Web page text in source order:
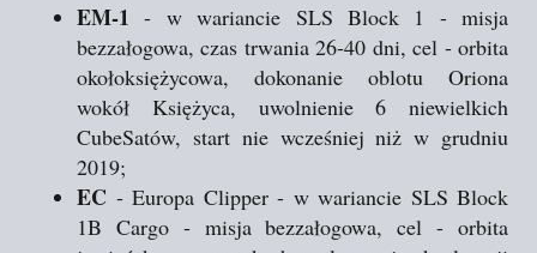
EM-1 - w wariancie SLS Block 1 - misja
bezzałogowa, czas trwania 26-40 dni, cel - orbita
okołoksiężycowa, dokonanie oblotu Oriona
wokół Księżyca, uwolnienie 6 niewielkich
CubeSatów, start nie wcześniej niż w grudniu
2019;
EC - Europa Clipper - w wariancie SLS Block
1B Cargo - misja bezzałogowa, cel - orbita